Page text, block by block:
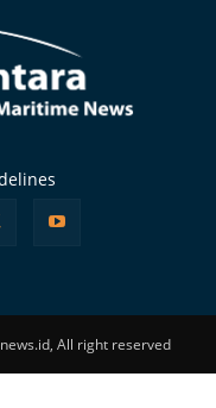
All right reserved